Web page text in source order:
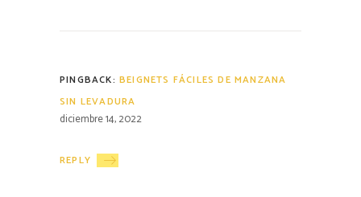
PINGBACK: BEIGNETS FÁCILES DE MANZANA
SIN LEVADURA
diciembre 14, 2022
REPLY